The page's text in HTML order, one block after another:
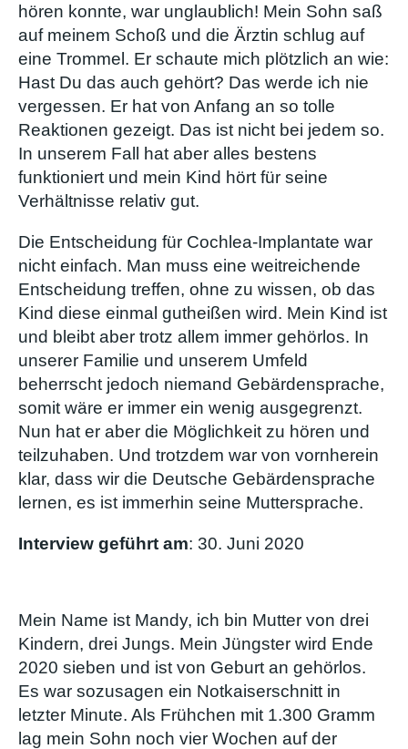
hören konnte, war unglaublich! Mein Sohn saß
auf meinem Schoß und die Ärztin schlug auf
eine Trommel. Er schaute mich plötzlich an wie:
Hast Du das auch gehört? Das werde ich nie
vergessen. Er hat von Anfang an so tolle
Reaktionen gezeigt. Das ist nicht bei jedem so.
In unserem Fall hat aber alles bestens
funktioniert und mein Kind hört für seine
Verhältnisse relativ gut.
Die Entscheidung für Cochlea-Implantate war
nicht einfach. Man muss eine weitreichende
Entscheidung treffen, ohne zu wissen, ob das
Kind diese einmal gutheißen wird. Mein Kind ist
und bleibt aber trotz allem immer gehörlos. In
unserer Familie und unserem Umfeld
beherrscht jedoch niemand Gebärdensprache,
somit wäre er immer ein wenig ausgegrenzt.
Nun hat er aber die Möglichkeit zu hören und
teilzuhaben. Und trotzdem war von vornherein
klar, dass wir die Deutsche Gebärdensprache
lernen, es ist immerhin seine Muttersprache.
Interview geführt am: 30. Juni 2020
Mein Name ist Mandy, ich bin Mutter von drei
Kindern, drei Jungs. Mein Jüngster wird Ende
2020 sieben und ist von Geburt an gehörlos.
Es war sozusagen ein Notkaiserschnitt in
letzter Minute. Als Frühchen mit 1.300 Gramm
lag mein Sohn noch vier Wochen auf der